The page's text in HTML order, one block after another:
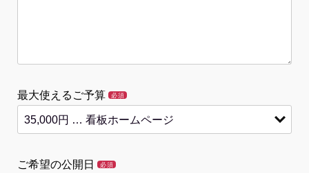
最大使えるご予算 必須
ご希望の公開日 必須